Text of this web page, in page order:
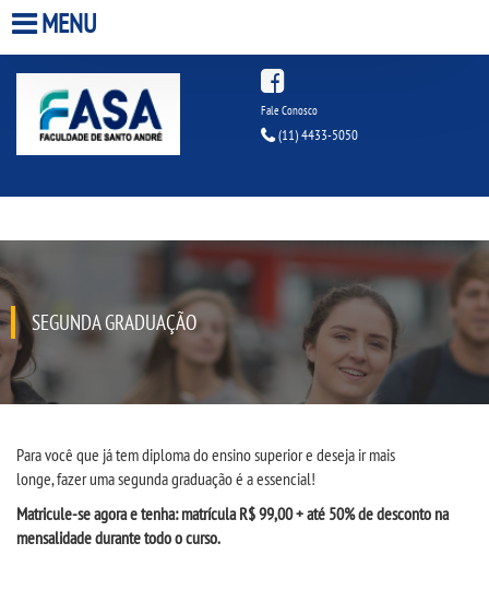
HOME
A FACULDADE
ESTÁGIOS
BIBLIOTECA
MENU
Fale Conosco
(11) 4433-5050
SEGUNDA GRADUAÇÃO
Paravocê que já tem diploma do ensino superiore deseja ir mais
longe,fazeruma segunda graduação é aessencial!
Matricule-se agora e tenha: matrícula R$ 99,00 + até 50% de desconto na
mensalidade durante todo o curso.